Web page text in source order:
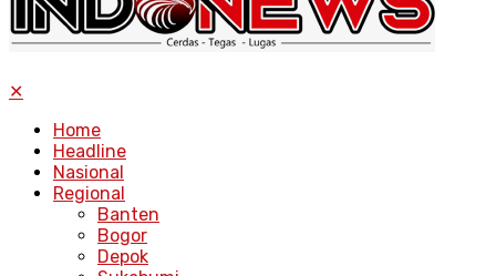
✕
Home
Headline
Nasional
Regional
Banten
Bogor
Depok